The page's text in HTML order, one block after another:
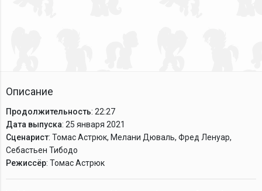
Описание
Продолжительность: 22:27
Дата выпуска: 25 января 2021
Сценарист: Томас Астрюк, Мелани Дюваль, Фред Ленуар,
Себастьен Тибодо
Режиссёр: Томас Астрюк